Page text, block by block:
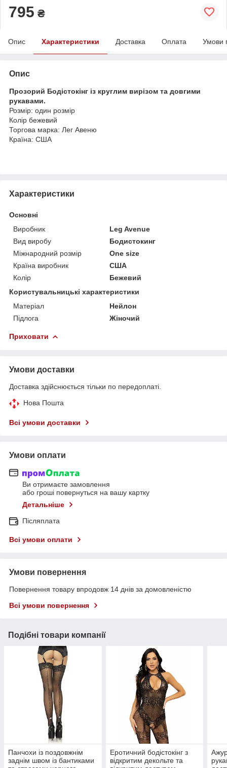
795 ₴
Опис Характеристики Доставка Оплата Умови
Опис
Прозорий Бодістокінг із круглим вирізом та довгими
рукавами.
Розмір: один розмір
Колір бежевий
Торгова марка: Лег Авеню
Країна: США
Характеристики
Основні
Виробник
Leg Avenue
Вид виробу
Бодистокинг
Міжнародний розмір
One size
Країна виробник
США
Колір
Бежевий
Користувальницькі характеристики
Матеріал
Нейлон
Підлога
Жіночий
Приховати
Умови доставки
Доставка здійснюється тільки по передоплаті.
Нова Пошта
Всі умови доставки
Умови оплати
Ви отримаєте замовлення
або гроші повернуться на вашу картку
Детальніше
Післяплата
Всі умови оплати
Умови повернення
Повернення товару впродовж 14 днів за домовленістю
Всі умови повернення
Подібні товари компанії
Панчохи із поздовжнім
заднім швом із бантиками
Еротичний бодістокінг з
відкритим декольте та